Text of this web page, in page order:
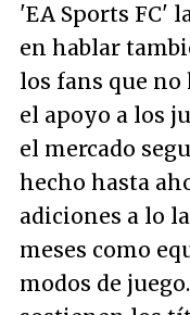
'EA Sports FC'
en hablar
los fans que no
el apoyo a los
el mercado
hecho hasta
adiciones a lo
meses como
modos de